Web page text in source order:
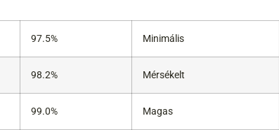
97.5% Minimális
98.2% Mérsékelt
99.0% Magas